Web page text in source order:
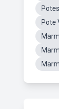
Pote